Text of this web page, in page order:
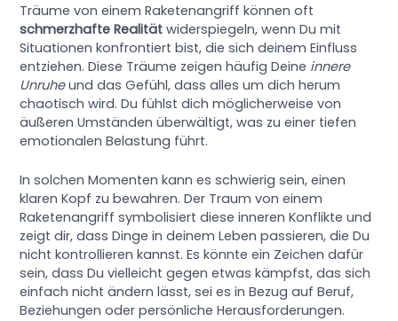
Träume von einem Raketenangriff können oft
schmerzhafte Realität widerspiegeln, wenn Du mit
Situationen konfrontiert bist, die sich deinem Einfluss
entziehen. Diese Träume zeigen häufig Deine innere
Unruheund das Gefühl, dass alles um dich herum
chaotisch wird. Du fühlst dich möglicherweise von
äußeren Umständen überwältigt, was zu einer tiefen
emotionalen Belastung führt.
In solchen Momenten kann es schwierig sein, einen
klaren Kopf zu bewahren. Der Traum von einem
Raketenangriff symbolisiert diese inneren Konflikte und
zeigt dir, dass Dinge in deinem Leben passieren, die Du
nicht kontrollieren kannst. Es könnte ein Zeichen dafür
sein, dass Du vielleicht gegen etwas kämpfst, das sich
einfach nicht ändern lässt, sei es in Bezug auf Beruf,
Beziehungen oder persönliche Herausforderungen.